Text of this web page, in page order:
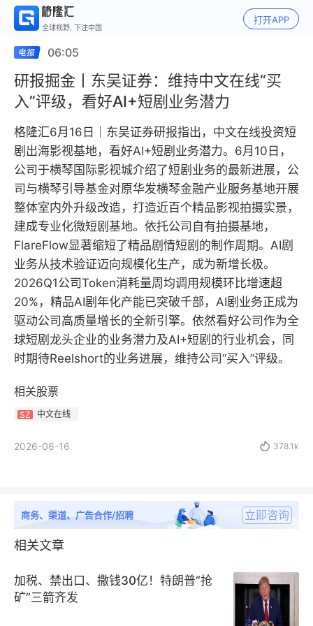
全球视野, 下注中国
打开APP
06:05
研报掘金丨东吴证券：维持中文在线“买
入”评级，看好AI+短剧业务潜力
格隆汇6月16日｜东吴证券研报指出，中文在线投资短
剧出海影视基地，看好AI+短剧业务潜力。6月10日，
公司于横琴国际影视城介绍了短剧业务的最新进展，公
司与横琴引导基金对原华发横琴金融产业服务基地开展
整体室内外升级改造，打造近百个精品影视拍摄实景，
建成专业化微短剧基地。依托公司自有拍摄基地，
FlareFlow显著缩短了精品剧情短剧的制作周期。AI剧
业务从技术验证迈向规模化生产，成为新增长极。
2026Q1公司Token消耗量周均调用规模环比增速超
20%，精品AI剧年化产能已突破千部，AI剧业务正成为
驱动公司高质量增长的全新引擎。依然看好公司作为全
球短剧龙头企业的业务潜力及AI+短剧的行业机会，同
时期待Reelshort的业务进展，维持公司“买入”评级。
相关股票
SZ 中文在线
2026-06-16  378.1k
商务、渠道、广告合作/招聘 立即咨询
相关文章
加税、禁出口、撒钱30亿！特朗普“抢
矿”三箭齐发